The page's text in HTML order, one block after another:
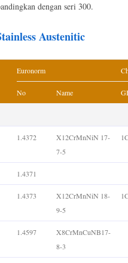
dengan seri 300.
Austenitic
Euronorm
No Name
1.4372
X12CrMnNiN 17-
7-5
1.4371
1.4373
X12CrMnNiN 18-
9-5
1.4597
X8CrMnCuNB17-
8-3